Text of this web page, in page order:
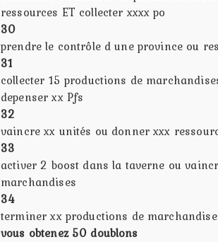
ressources ET collecter xxxx po
30
prendre le contrôle d une province ou
31
collecter 15 productions de
depenser xx Pfs
32
vaincre xx unités ou donner xxx
33
activer 2 boost dans la taverne ou
marchandises
34
terminer xx productions de
vous obtenez 50 doublons